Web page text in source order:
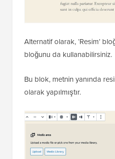
Alternatif olarak, ‘Resim’
bloğunu da kullanabilirsiniz.
Bu blok, metnin yanında
olarak yapılmıştır.